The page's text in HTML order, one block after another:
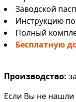
Заводской
Инструкцию
Полный
Бесплатную
Производство:
Если Вы не